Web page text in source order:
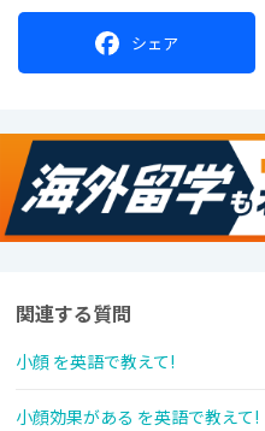
シェア
関連する質問
小顔 を英語で教えて!
小顔効果がある を英語で教えて!